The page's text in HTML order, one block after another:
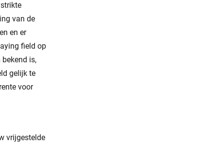
van de
en er
field op
is,
gelijk te
voor
vrijgestelde